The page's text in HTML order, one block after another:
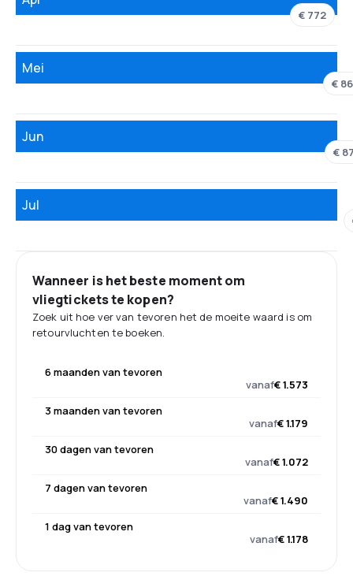
€ 772
Mei
€
Jun
€
Jul
Wanneer is het beste moment om
vliegtickets te kopen?
Zoek uit hoe ver van tevoren het de moeite waard is om
retourvluchten te boeken.
6 maanden van tevoren
vanaf€ 1.573
3 maanden van tevoren
vanaf€ 1.179
30 dagen van tevoren
vanaf€ 1.072
7 dagen van tevoren
vanaf€ 1.490
1 dag van tevoren
vanaf€ 1.178